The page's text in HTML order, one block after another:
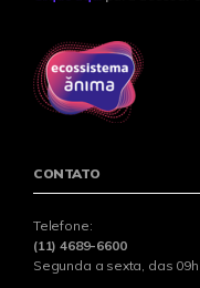
CONTATO
Telefone:
(11) 4689-6600
Segunda a sexta, das